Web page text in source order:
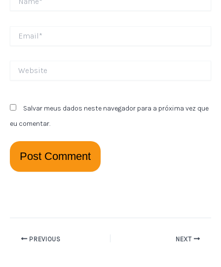
Salvar meus dados neste navegador para a próxima vez que
eu comentar.
PREVIOUS NEXT